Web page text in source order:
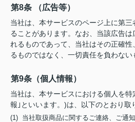
第8条 （広告等）
当社は、本サービスのページ上に第
ることがあります。なお、当該広告
れるものであって、当社はその正確
るものではなく、一切責任を負わない
第9条（個人情報）
当社は、本サービスにおける個人を
報｣といいます。)は、以下のとおり取
(1) 当社取扱商品に関するご連絡、ご通